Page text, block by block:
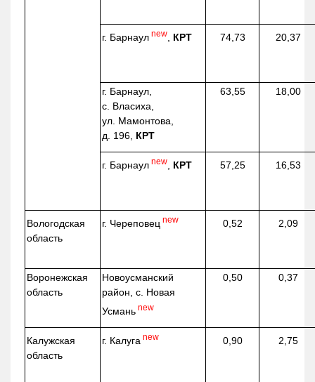
г. Барнаул new КРТ 74,73 20,37
г. Барнаул,
с. Власиха,
ул. Мамонтова,
д. 196, КРТ
63,55 18,00
г. Барнаул new КРТ 57,25 16,53
Вологодская
область
г. Череповец new 0,52 2,09
Воронежская
область
Новоусманский
район, с. Новая
Усмань new
0,50 0,37
Калужская
область
г. Калуга new 0,90 2,75